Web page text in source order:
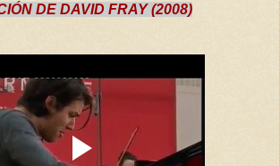
DE DAVID FRAY (2008)